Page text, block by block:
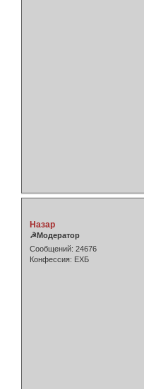
Назар
☭Модератор
Сообщений: 24676
Конфессия: ЕХБ